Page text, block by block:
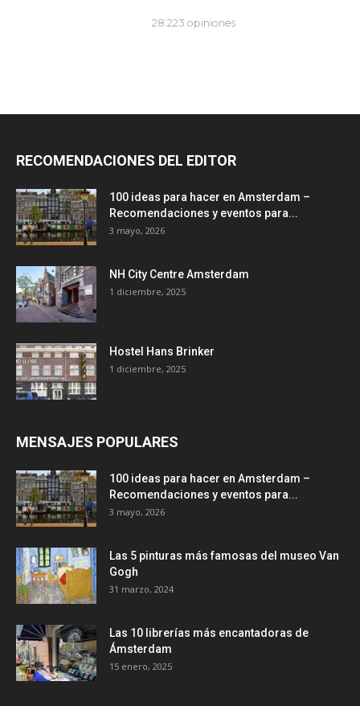
RECOMENDACIONES DEL EDITOR
100 ideas para hacer en Amsterdam –
Recomendaciones y eventos para...
3 mayo, 2026
NH City Centre Amsterdam
1 diciembre, 2025
Hostel Hans Brinker
1 diciembre, 2025
MENSAJES POPULARES
100 ideas para hacer en Amsterdam –
Recomendaciones y eventos para...
3 mayo, 2026
Las 5 pinturas más famosas del museo Van
Gogh
31 marzo, 2024
Las 10 librerías más encantadoras de
Ámsterdam
15 enero, 2025